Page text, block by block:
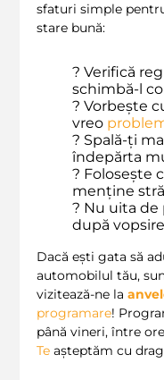
sfaturi simple
stare bună:
? Verifică
schimbă-l
?️ Vorbește
vreo
? Spală-ți
îndepărta
?️ Folosește
menține
? Nu uita de
după
Dacă ești gata să
automobilul tău,
vizitează-ne la
programare!
până vineri, între
Te așteptăm cu